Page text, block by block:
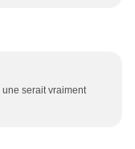
serait vraiment